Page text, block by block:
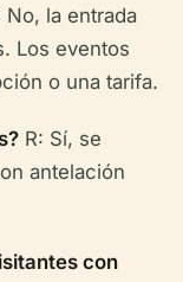
No, la entrada
Los eventos
o una tarifa.
R: Sí, se
antelación
con